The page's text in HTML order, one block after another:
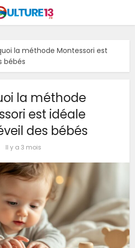
la méthode Montessori est
bébés
la méthode
est idéale
des bébés
Il y a 3 mois